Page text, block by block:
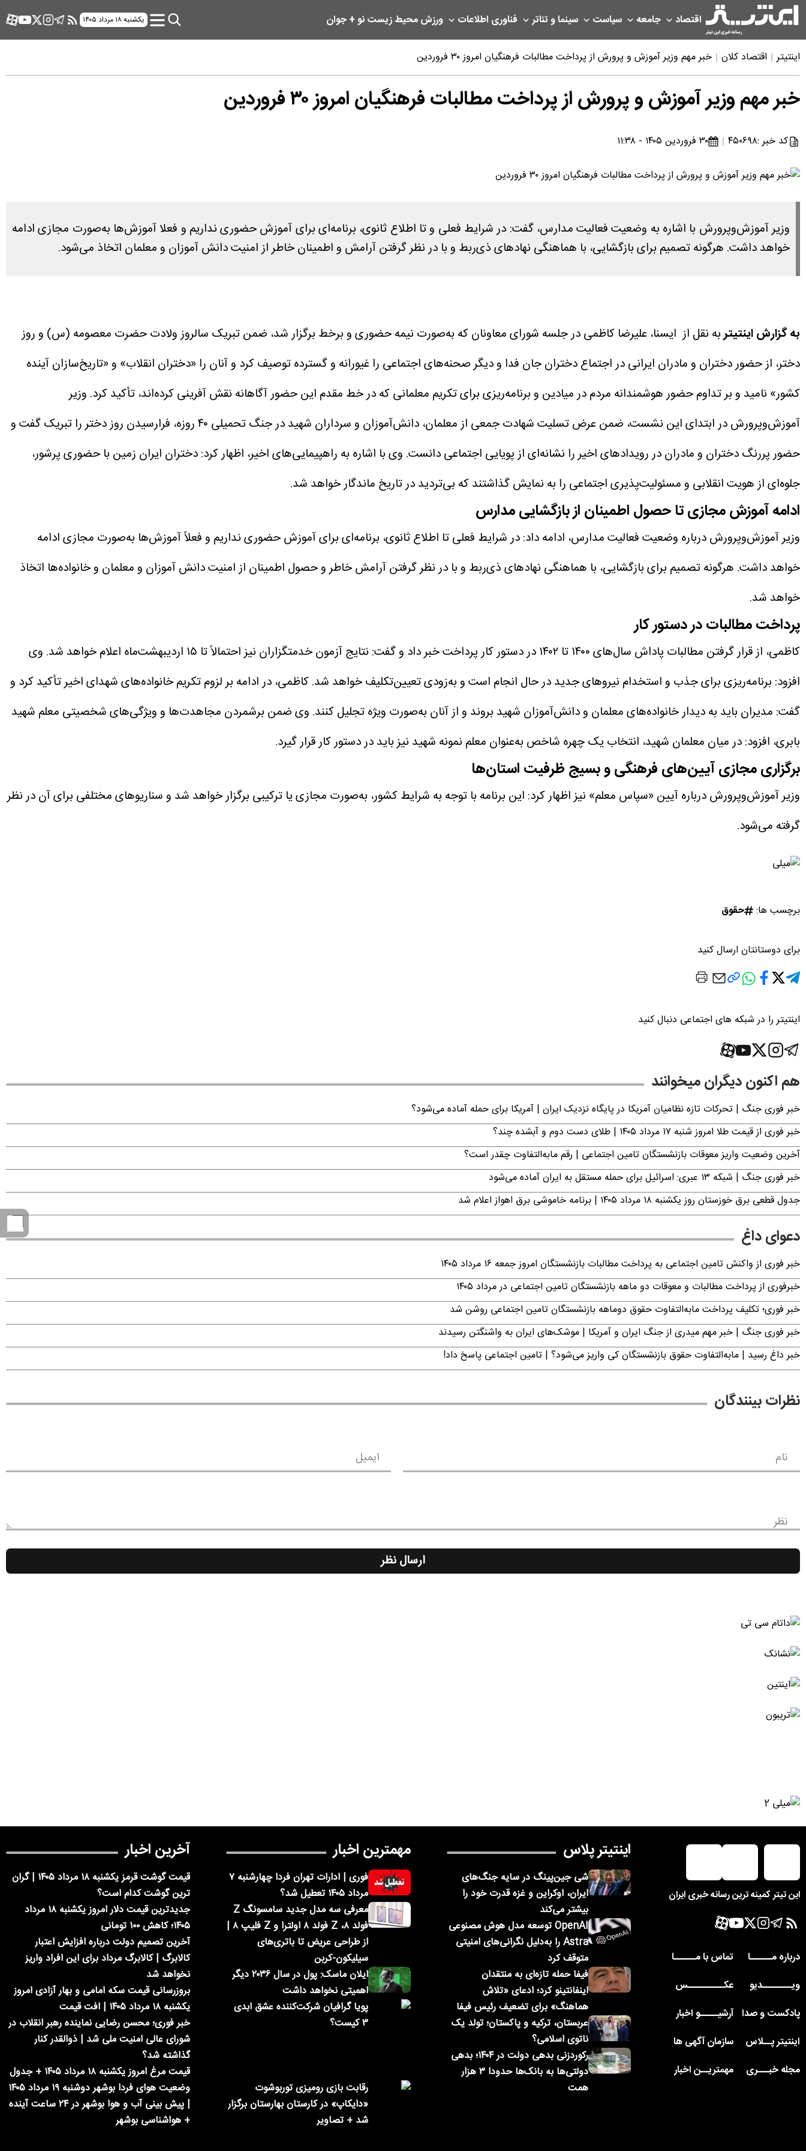
اقتصاد جامعه سیاست سینما و تئاتر فناوری اطلاعات ورزشمحیط زیستنو + جوان یکشنبه ۱۸ مرداد ۱۴۰۵
اینتیتر اقتصاد کلان خبر مهم وزیر آموزش و پرورش از پرداخت مطالبات فرهنگیان امروز ۳۰ فروردین
خبر مهم وزیر آموزش و پرورش از پرداخت مطالبات فرهنگیان امروز ۳۰ فروردین
کد خبر :۴۵۰۶۹۸ ۳۰ فروردین ۱۴۰۵ - ۱۱:۳۸
وزیر آموزش‌وپرورش با اشاره به وضعیت فعالیت مدارس، گفت: در شرایط فعلی و تا اطلاع ثانوی، برنامه‌ای برای آموزش حضوری نداریم و فعلا آموزش‌ها به‌صورت مجازی ادامه
خواهد داشت. هرگونه تصمیم برای بازگشایی، با هماهنگی نهاد‌های ذی‌ربط و با در نظر گرفتن آرامش و اطمینان خاطر از امنیت دانش آموزان و معلمان اتخاذ می‌شود.
به گزارش اینتیتربه نقل از ایسنا، علیرضا کاظمی در جلسه شورای معاونان که به‌صورت نیمه حضوری و برخط برگزار شد، ضمن تبریک سالروز ولادت حضرت معصومه (س) و روز
دختر، از حضور دختران و مادران ایرانی در اجتماع دختران جان فدا و دیگر صحنه‌های اجتماعی را غیورانه و گسترده توصیف کرد و آنان را «دختران انقلاب» و «تاریخ‌سازان آینده
کشور» نامید و بر تداوم حضور هوشمندانه مردم در میادین و برنامه‌ریزی برای تکریم معلمانی که در خط مقدم این حضور آگاهانه نقش آفرینی کرده‌اند، تأکید کرد. وزیر
آموزش‌وپرورش در ابتدای این نشست، ضمن عرض تسلیت شهادت جمعی از معلمان، دانش‌آموزان و سرداران شهید در جنگ تحمیلی ۴۰ روزه، فرارسیدن روز دختر را تبریک گفت و
حضور پررنگ دختران و مادران در رویداد‌های اخیر را نشانه‌ای از پویایی اجتماعی دانست. وی با اشاره به راهپیمایی‌های اخیر، اظهار کرد: دختران ایران زمین با حضوری پرشور،
جلوه‌ای از هویت انقلابی و مسئولیت‌پذیری اجتماعی را به نمایش گذاشتند که بی‌تردید در تاریخ ماندگار خواهد شد.
ادامه آموزش مجازی تا حصول اطمینان از بازگشایی مدارس
وزیر آموزش‌وپرورش درباره وضعیت فعالیت مدارس، ادامه داد: در شرایط فعلی تا اطلاع ثانوی، برنامه‌ای برای آموزش حضوری نداریم و فعلاً آموزش‌ها به‌صورت مجازی ادامه
خواهد داشت. هرگونه تصمیم برای بازگشایی، با هماهنگی نهاد‌های ذی‌ربط و با در نظر گرفتن آرامش خاطر و حصول اطمینان از امنیت دانش آموزان و معلمان و خانواده‌ها اتخاذ
خواهد شد.
پرداخت مطالبات در دستور کار
کاظمی، از قرار گرفتن مطالبات پاداش سال‌های ۱۴۰۰ تا ۱۴۰۲ در دستور کار پرداخت خبر داد و گفت: نتایج آزمون خدمتگزاران نیز احتمالاً تا ۱۵ اردیبهشت‌ماه اعلام خواهد شد.
وی
افزود: برنامه‌ریزی برای جذب و استخدام نیرو‌های جدید در حال انجام است و به‌زودی تعیین‌تکلیف خواهد شد.کاظمی، در ادامه بر لزوم تکریم خانواده‌های شهدای اخیر تأکید کرد و
گفت: مدیران باید به دیدار خانواده‌های معلمان و دانش‌آموزان شهید بروند و از آنان به‌صورت ویژه تجلیل کنند. وی ضمن برشمردن مجاهدت‌ها و ویژگی‌های شخصیتی معلم شهید
بابری، افزود: در میان معلمان شهید، انتخاب یک چهره شاخص به‌عنوان معلم نمونه شهید نیز باید در دستور کار قرار گیرد.
برگزاری مجازی آیین‌های فرهنگی و بسیج ظرفیت استان‌ها
وزیر آموزش‌وپرورش درباره آیین «سپاس معلم» نیز اظهار کرد: این برنامه با توجه به شرایط کشور، به‌صورت مجازی یا ترکیبی برگزار خواهد شد و سناریو‌های مختلفی برای آن در نظر
گرفته می‌شود.
برچسب ها: حقوق
برای دوستانتان ارسال کنید
اینتیتر را در شبکه های اجتماعی دنبال کنید
هم اکنون دیگران میخوانند
خبر فوری جنگ | تحرکات تازه نظامیان آمریکا در پایگاه نزدیک ایران | آمریکا برای حمله آماده می‌شود؟
خبر فوری از قیمت طلا امروز شنبه ۱۷ مرداد ۱۴۰۵ | طلای دست دوم و آبشده چند؟
آخرین وضعیت واریز معوقات بازنشستگان تامین اجتماعی | رقم مابه‌التفاوت چقدر است؟
خبر فوری جنگ | شبکه ۱۳ عبری: اسرائیل برای حمله مستقل به ایران آماده می‌شود
جدول قطعی برق خوزستان روز یکشنبه ۱۸ مرداد ۱۴۰۵ | برنامه خاموشی برق اهواز اعلام شد
دعوای داغ
خبر فوری از واکنش تامین اجتماعی به پرداخت مطالبات بازنشستگان امروز جمعه ۱۶ مرداد ۱۴۰۵
خبرفوری از پرداخت مطالبات و معوقات دو ماهه بازنشستگان تامین اجتماعی در مرداد ۱۴۰۵
خبر فوری؛ تکلیف پرداخت مابه‌التفاوت حقوق دوماهه بازنشستگان تامین اجتماعی روشن شد
خبر فوری جنگ | خبر مهم میدری از جنگ ایران و آمریکا | موشک‌های ایران به واشنگتن رسیدند
خبر داغ رسید | مابه‌التفاوت حقوق بازنشستگان کی واریز می‌شود؟ | تامین اجتماعی پاسخ داد!
نظرات بینندگان
نام ایمیل
نظر
ارسال نظر
این تیتر کمینه ترین رسانه خبری ایران
درباره مــــــا
تماس با مــــــا
ویــــــــدیو
عکــــــــــس
پادکست و صدا آرشیـــــو اخبار
اینتیتر پــلاس
سازمان آگهی ها
مجله خبـــری
مهمتریــن اخبار
اینتیتر پلاس
شی جین‌پینگ در سایه جنگ‌های
ایران، اوکراین و غزه قدرت خود را
بیشتر می‌کند
OpenAI توسعه مدل هوش مصنوعی
Astra را به‌دلیل نگرانی‌های امنیتی
متوقف کرد
فیفا حمله تازه‌ای به منتقدان
اینفانتینو کرد؛ ادعای «تلاش
هماهنگ» برای تضعیف رئیس فیفا
عربستان، ترکیه و پاکستان؛ تولد یک
ناتوی اسلامی؟
رکوردزنی بدهی دولت در ۱۴۰۴؛ بدهی
دولتی‌ها به بانک‌ها حدودا ۳ هزار
همت
مهمترین اخبار
فوری | ادارات تهران فردا چهارشنبه ۷
مرداد ۱۴۰۵ تعطیل شد؟
معرفی سه مدل جدید سامسونگ Z
فولد ۸، Z فولد ۸ اولترا و Z فلیپ ۸ |
از طراحی عریض تا باتری‌های
سیلیکون-کربن
ایلان ماسک: پول در سال ۲۰۳۶ دیگر
اهمیتی نخواهد داشت
پویا گرافیان شرکت‌کننده عشق ابدی
۳ کیست؟
رقابت بازی رومیزی توربوشوت
«دایکاپ» در کارستان بهارستان برگزار
شد + تصاویر
آخرین اخبار
قیمت گوشت قرمز یکشنبه ۱۸ مرداد ۱۴۰۵ | گران
ترین گوشت کدام است؟
جدیدترین قیمت دلار امروز یکشنبه ۱۸ مرداد
۱۴۰۵؛ کاهش ۱۰۰ تومانی
آخرین تصمیم دولت درباره افزایش اعتبار
کالابرگ | کالابرگ مرداد برای این افراد واریز
نخواهد شد
بروزرسانی قیمت سکه امامی و بهار آزادی امروز
یکشنبه ۱۸ مرداد ۱۴۰۵ | افت قیمت
خبر فوری؛ محسن رضایی نماینده رهبر انقلاب در
شورای عالی امنیت ملی شد | ذوالقدر کنار
گذاشته شد؟
قیمت مرغ امروز یکشنبه ۱۸ مرداد ۱۴۰۵ + جدول
وضعیت هوای فردا بوشهر دوشنبه ۱۹ مرداد ۱۴۰۵
| پیش بینی آب و هوا بوشهر در ۲۴ ساعت آینده
+ هواشناسی بوشهر